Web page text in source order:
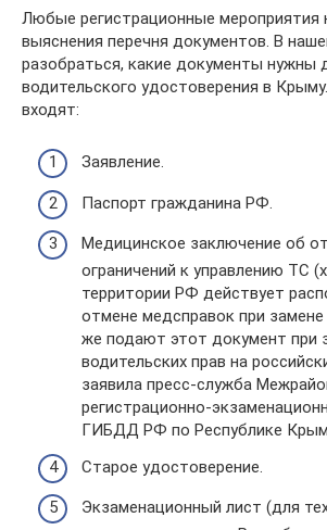
Любые регистрационные мероприятия
выяснения перечня документов. В
разобраться, какие документы нужны
водительского удостоверения в
входят:
Заявление.
Паспорт гражданина РФ.
Медицинское заключение об
ограничений к управлению ТС
территории РФ действует
отмене медсправок при
же подают этот документ при
водительских прав на
заявила пресс-служба
регистрационно-
ГИБДД РФ по Республике
Старое удостоверение.
Экзаменационный лист (для